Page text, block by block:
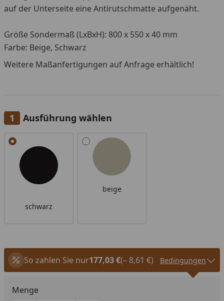
auf der Unterseite eine Antirutschmatte aufgenäht.
Größe Sondermaß (LxBxH): 800 x 550 x 40 mm
Farbe: Beige, Schwarz
Weitere Maßanfertigungen auf Anfrage erhältlich!
Ausführung wählen
Alle anzeigen (2)
schwarz
beige
So zahlen Sie nur177,03 €(– 8,61 €) Bedingungen
Menge